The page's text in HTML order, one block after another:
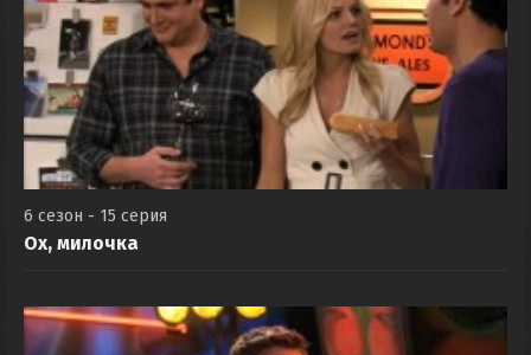
6 сезон - 15 серия
Ох, милочка